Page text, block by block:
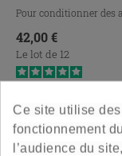
Pour conditionner des
et/ou cocktails et...
Prix
42,00 €
Le lot de 12
Ce site utilise
fonctionnement
l’audience du